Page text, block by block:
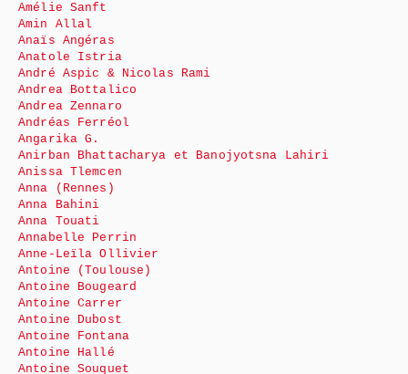
Amélie Sanft
Amin Allal
Anaïs Angéras
Anatole Istria
André Aspic & Nicolas Rami
Andrea Bottalico
Andrea Zennaro
Andréas Ferréol
Angarika G.
Anirban Bhattacharya et Banojyotsna Lahiri
Anissa Tlemcen
Anna (Rennes)
Anna Bahini
Anna Touati
Annabelle Perrin
Anne-Leïla Ollivier
Antoine (Toulouse)
Antoine Bougeard
Antoine Carrer
Antoine Dubost
Antoine Fontana
Antoine Hallé
Antoine Souquet